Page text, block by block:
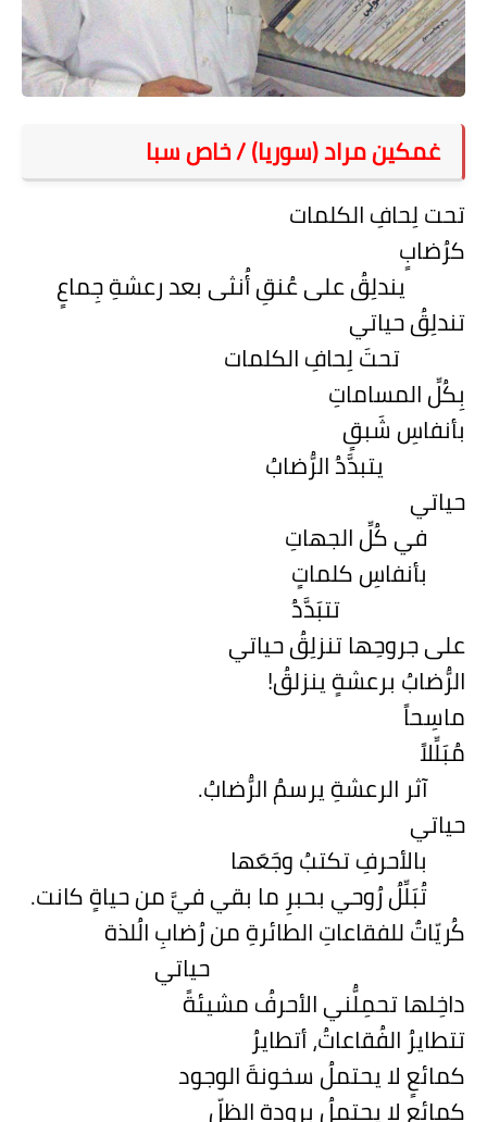
على مقام سبا
فيديوهات
اقتباسات روائية
أعداد جريدة سبا
غمكين مراد (سوريا) / خاص سبا
تحت لِحافِ الكلمات
كرُضابٍ
يندلِقُ على عُنقِ أُنثى بعد رعشةِ جِماعٍ
تندلِقُ حياتي
تحتَ لِحافِ الكلمات
بِكُلِّ المساماتِ
بأنفاسِ شَبقٍ
يتبدَّدُ الرُّضابُ
حياتي
في كُلِّ الجهاتِ
بأنفاسِ كلماتٍ
تتبَدَّدُ
على جروحِها تنزلِقُ حياتي
الرُّضابُ برعشةٍ ينزلقُ!
ماسِحاً
مُبَلِّلاً
آثر الرعشةِ يرسمُ الرُّضابُ.
حياتي
بالأحرفِ تكتبُ وجَعَها
تُبَلِّلُ رُوحي بحبرِ ما بقي فيَّ من حياةٍ كانت.
كُريّاتٌ للفقاعاتِ الطائرةِ من رُضابِ الُلذة
حياتي
داخِلها تحمِلُّني الأحرفُ مشيئةً
تتطايرُ الفُقاعاتُ، أتطايرُ
كمائعٍ لا يحتملُ سخونةَ الوجود
كمائعٍ لا يحتملُ برودة الظلّ